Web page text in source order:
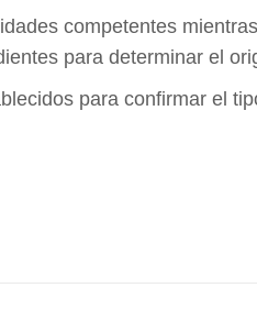
competentes
para determinar el
para confirmar el